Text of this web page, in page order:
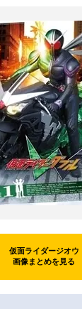
仮面ライダージオウ
画像まとめを見る